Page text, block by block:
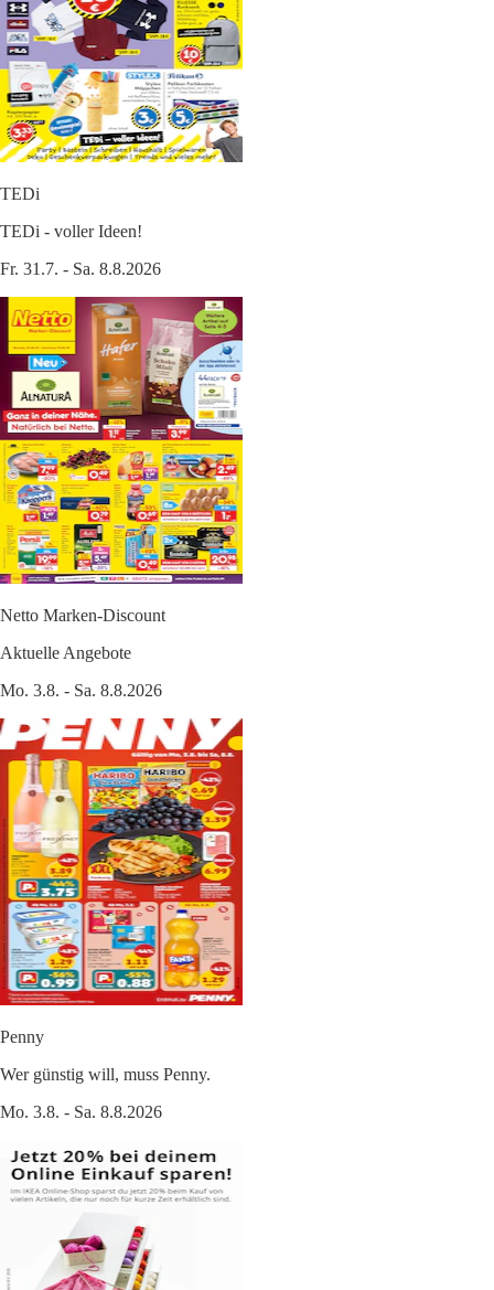
TEDi
TEDi - voller Ideen!
Fr. 31.7. - Sa. 8.8.2026
Netto Marken-Discount
Aktuelle Angebote
Mo. 3.8. - Sa. 8.8.2026
Penny
Wer günstig will, muss Penny.
Mo. 3.8. - Sa. 8.8.2026